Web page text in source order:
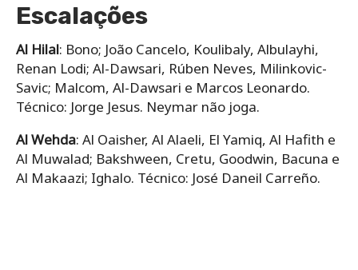
Escalações
Al Hilal: Bono; João Cancelo, Koulibaly, Albulayhi,
Renan Lodi; Al-Dawsari, Rúben Neves, Milinkovic-
Savic; Malcom, Al-Dawsari e Marcos Leonardo.
Técnico: Jorge Jesus. Neymar não joga.
Al Wehda: Al Oaisher, Al Alaeli, El Yamiq, Al Hafith e
Al Muwalad; Bakshween, Cretu, Goodwin, Bacuna e
Al Makaazi; Ighalo. Técnico: José Daneil Carreño.